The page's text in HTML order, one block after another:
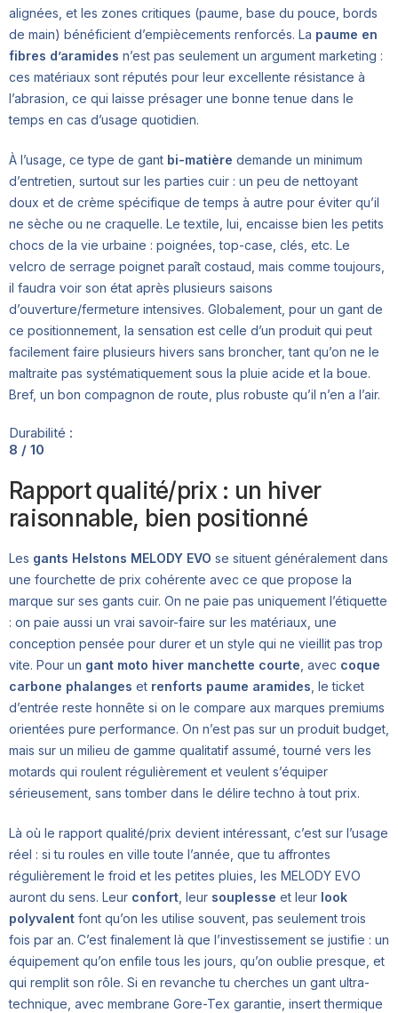
alignées, et les zones critiques (paume, base du pouce, bords
de main) bénéficient d’empiècements renforcés. La paume en
fibres d’aramides n’est pas seulement un argument marketing :
ces matériaux sont réputés pour leur excellente résistance à
l’abrasion, ce qui laisse présager une bonne tenue dans le
temps en cas d’usage quotidien.
À l’usage, ce type de gant bi-matière demande un minimum
d’entretien, surtout sur les parties cuir : un peu de nettoyant
doux et de crème spécifique de temps à autre pour éviter qu’il
ne sèche ou ne craquelle. Le textile, lui, encaisse bien les petits
chocs de la vie urbaine : poignées, top-case, clés, etc. Le
velcro de serrage poignet paraît costaud, mais comme toujours,
il faudra voir son état après plusieurs saisons
d’ouverture/fermeture intensives. Globalement, pour un gant de
ce positionnement, la sensation est celle d’un produit qui peut
facilement faire plusieurs hivers sans broncher, tant qu’on ne le
maltraite pas systématiquement sous la pluie acide et la boue.
Bref, un bon compagnon de route, plus robuste qu’il n’en a l’air.
Durabilité :
8 / 10
Rapport qualité/prix : un hiver
raisonnable, bien positionné
Les gants Helstons MELODY EVO se situent généralement dans
une fourchette de prix cohérente avec ce que propose la
marque sur ses gants cuir. On ne paie pas uniquement l’étiquette
: on paie aussi un vrai savoir-faire sur les matériaux, une
conception pensée pour durer et un style qui ne vieillit pas trop
vite. Pour un gant moto hiver manchette courte , avec coque
carbone phalanges et renforts paume aramides , le ticket
d’entrée reste honnête si on le compare aux marques premiums
orientées pure performance. On n’est pas sur un produit budget,
mais sur un milieu de gamme qualitatif assumé, tourné vers les
motards qui roulent régulièrement et veulent s’équiper
sérieusement, sans tomber dans le délire techno à tout prix.
Là où le rapport qualité/prix devient intéressant, c’est sur l’usage
réel : si tu roules en ville toute l’année, que tu affrontes
régulièrement le froid et les petites pluies, les MELODY EVO
auront du sens. Leur confort , leur souplesse et leur look
polyvalent font qu’on les utilise souvent, pas seulement trois
fois par an. C’est finalement là que l’investissement se justifie : un
équipement qu’on enfile tous les jours, qu’on oublie presque, et
qui remplit son rôle. Si en revanche tu cherches un gant ultra-
technique, avec membrane Gore-Tex garantie, insert thermique